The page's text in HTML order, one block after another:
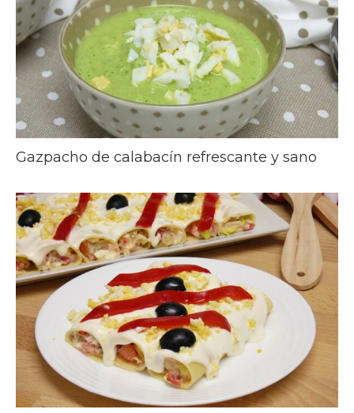
Gazpacho de calabacín refrescante y sano